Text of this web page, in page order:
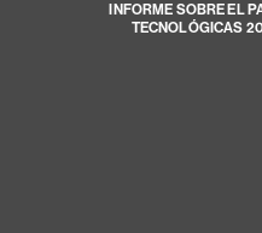
INFORME SOBRE EL
TECNOLÓGICAS